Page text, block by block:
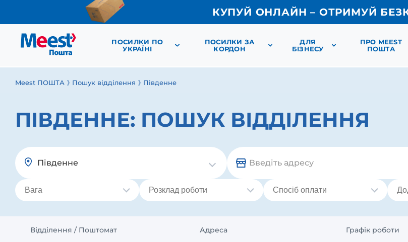
КУПУЙ ОНЛАЙН – ОТРИМУЙ
ПОСИЛКИ ПО
УКРАЇНІ
ПОСИЛКИ ЗА
КОРДОН
ДЛЯ
БІЗНЕСУ
ПРО MEEST
ПОШТА
Meest ПОШТА Пошук відділення Південне
ПІВДЕННЕ: ПОШУК ВІДДІЛЕННЯ
Південне Введіть адресу
Відділення / Поштомат Адреса Графік роботи